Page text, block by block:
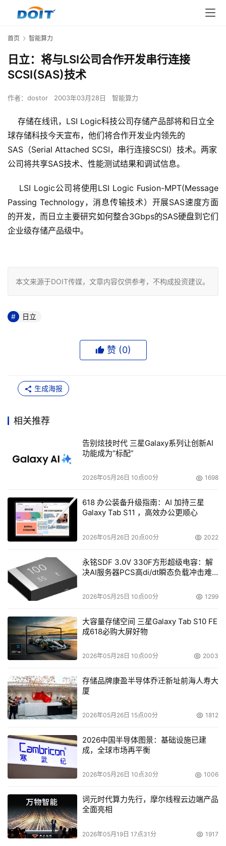
首页 智能算力
日立：将与LSI公司合作开发串行连接
SCSI(SAS)技术
作者： dostor 2003年03月28日 智能算力
存储在线讯，LSI Logic科技公司存储产品部将和日立全
球存储科技今天宣布，他们将合作开发业内领先的
SAS（Serial Attached SCSI，串行连接SCSI）技术。两家
公司将共享SAS技术、性能测试结果和调试信息。
LSI Logic公司将使用LSI Logic Fusion-MPT(Message
Passing Technology，消息传输技术）开展SAS速度方面
的开发，而日立主要研究如何整合3Gbps的SAS硬盘到它们
企业级存储产品级中。
本文来源于DOIT传媒，文章内容仅供参考，不构成投资建议。
日立
赞 (0)
生成海报
相关推荐
告别炫技时代 三星Galaxy系列让创新AI
功能成为“标配”
2026年05月26日 10点00分 1698
618 办公装备升级指南：AI 加持三星
Galaxy Tab S11 ，高效办公更顺心
2026年05月26日 20点00分 2022
永铭SDF 3.0V 330F方形超级电容：解
决AI服务器PCS高di/dt瞬态负载冲击难
2026年05月25日 10点00分 1299
大容量存储空间 三星Galaxy Tab S10 FE
成618必购大屏好物
2026年05月28日 10点00分 2003
存储品牌康盈半导体乔迁新址前海人寿大
厦
2026年05月26日 15点00分 1812
2026中国半导体图景：基础设施已建
成，全球市场再平衡
2026年05月26日 10点30分 1006
词元时代算力先行，摩尔线程云边端产品
全面亮相
2026年05月19日 17点31分 1917